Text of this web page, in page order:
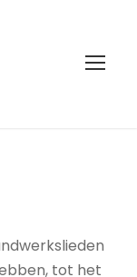
tot het